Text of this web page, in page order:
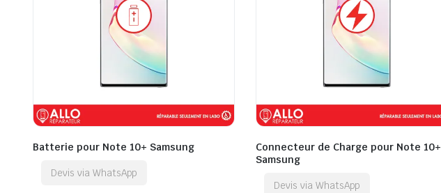
Batterie pour Note 10+ Samsung
Devis via WhatsApp
Connecteur de Charge pour Note 10+
Samsung
Devis via WhatsApp